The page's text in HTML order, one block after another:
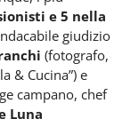
e 5 nella
giudizio
(fotografo,
& Cucina”) e
campano, chef
Luna